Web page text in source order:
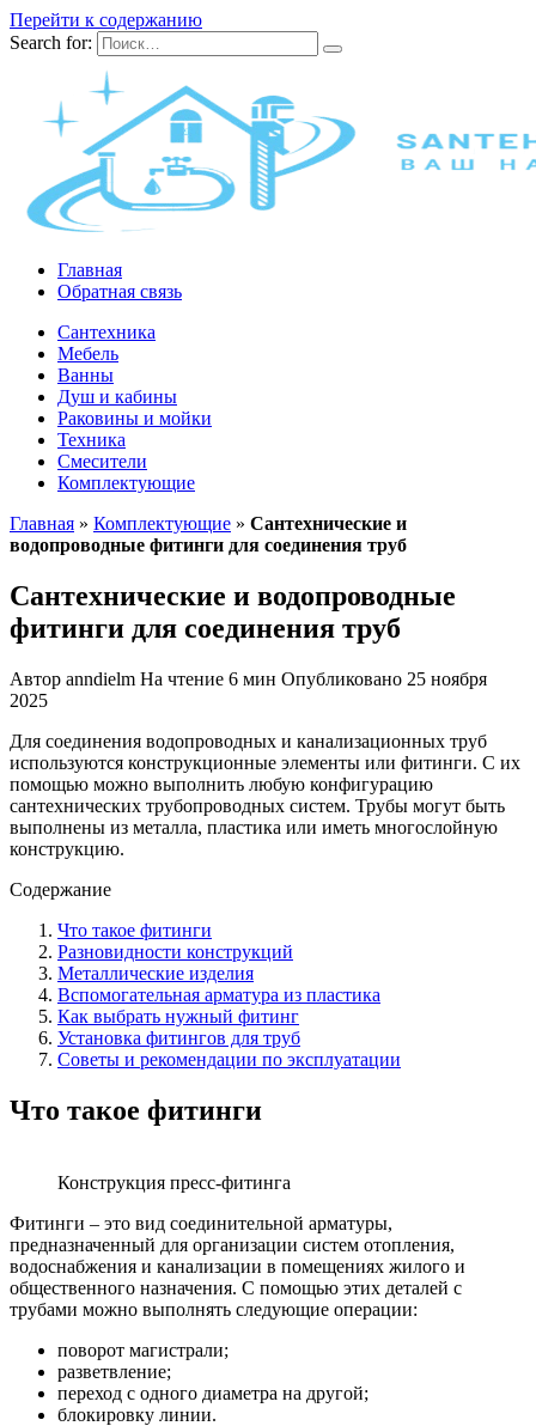
Перейти к содержанию
Search for:
Главная
Обратная связь
Сантехника
Мебель
Ванны
Душ и кабины
Раковины и мойки
Техника
Смесители
Комплектующие
Главная » Комплектующие » Сантехнические и
водопроводные фитинги для соединения труб
Сантехнические и водопроводные
фитинги для соединения труб
Автор anndielm На чтение 6 мин Опубликовано 25 ноября
2025
Для соединения водопроводных и канализационных труб
используются конструкционные элементы или фитинги. С их
помощью можно выполнить любую конфигурацию
сантехнических трубопроводных систем. Трубы могут быть
выполнены из металла, пластика или иметь многослойную
конструкцию.
Содержание
Что такое фитинги
Разновидности конструкций
Металлические изделия
Вспомогательная арматура из пластика
Как выбрать нужный фитинг
Установка фитингов для труб
Советы и рекомендации по эксплуатации
Что такое фитинги
Конструкция пресс-фитинга
Фитинги – это вид соединительной арматуры,
предназначенный для организации систем отопления,
водоснабжения и канализации в помещениях жилого и
общественного назначения. С помощью этих деталей с
трубами можно выполнять следующие операции:
поворот магистрали;
разветвление;
переход с одного диаметра на другой;
блокировку линии.